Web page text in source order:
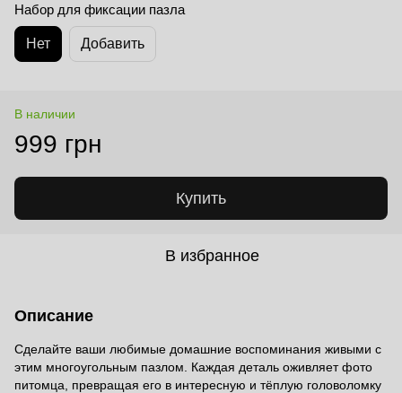
Набор для фиксации пазла
Нет Добавить
В наличии
999 грн
Купить
В избранное
Описание
Сделайте ваши любимые домашние воспоминания живыми с
этим многоугольным пазлом. Каждая деталь оживляет фото
питомца, превращая его в интересную и тёплую головоломку